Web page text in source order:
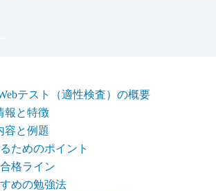
テスト（適性検査）の概要
報と特徴
容と例題
ためのポイント
格ライン
めの勉強法